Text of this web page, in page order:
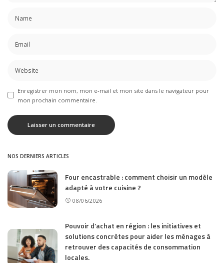
Enregistrer mon nom, mon e-mail et mon site dans le navigateur pour
mon prochain commentaire.
NOS DERNIERS ARTICLES
Four encastrable : comment choisir un modèle
adapté à votre cuisine ?
08/06/2026
Pouvoir d’achat en région : les initiatives et
solutions concrètes pour aider les ménages à
retrouver des capacités de consommation
locales.